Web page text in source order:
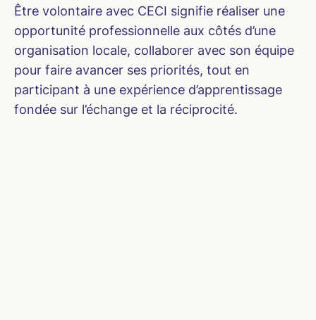
Être volontaire avec CECI signifie réaliser une
opportunité professionnelle aux côtés d’une
organisation locale, collaborer avec son équipe
pour faire avancer ses priorités, tout en
participant à une expérience d’apprentissage
fondée sur l’échange et la réciprocité.